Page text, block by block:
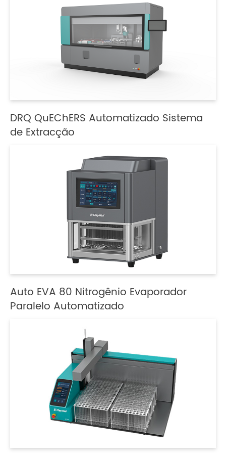
DRQ QuEChERS Automatizado Sistema
de Extracção
Auto EVA 80 Nitrogênio Evaporador
Paralelo Automatizado